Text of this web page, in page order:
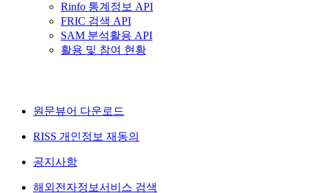
Rinfo 통계정보 API
FRIC 검색 API
SAM 분석활용 API
활용 및 참여 현황
원문뷰어 다운로드
RISS 개인정보 재동의
공지사항
해외전자정보서비스 검색